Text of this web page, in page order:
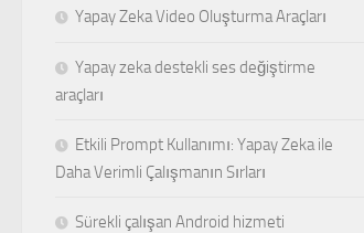
Yapay Zeka Video Oluşturma Araçları
Yapay zeka destekli ses değiştirme
araçları
Etkili Prompt Kullanımı: Yapay Zeka ile
Daha Verimli Çalışmanın Sırları
Sürekli çalışan Android hizmeti